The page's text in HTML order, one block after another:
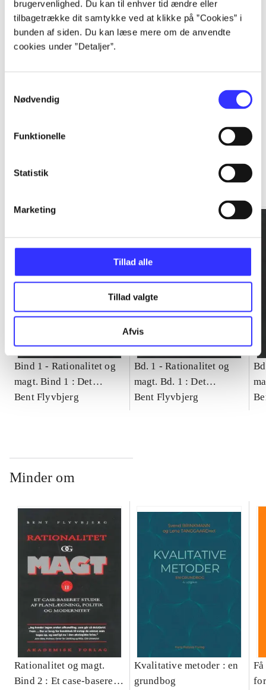
brugervenlighed. Du kan til enhver tid ændre eller
tilbagetrække dit samtykke ved at klikke på ”Cookies” i
bunden af siden. Du kan læse mere om de anvendte
cookies under ”Detaljer”.
Nødvendig
Funktionelle
Statistik
Marketing
Tillad alle
Tillad valgte
Afvis
...
Bind 1 - Rationalitet og
magt. Bind 1 : Det
konkretes videnskab
Bent Flyvbjerg
Bd. 1 -Rationalitet og
magt. Bd. 1 : Det
konkretes videnskab
Bent Flyvbjerg
Minder om
Rationalitet og magt.
Bind 2 : Et case-baseret
Kvalitative metoder : en
grundbog